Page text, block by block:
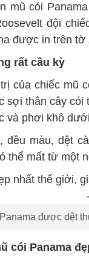
mũ cói
đội
được in trên tờ
rất cầu kỳ
của chiếc mũ
sợi thân cây
và phơi khô
đều màu, dệt
thể mất từ một
được dệt
cói Panama